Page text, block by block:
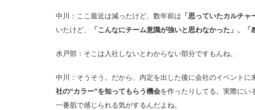
中川：ここ最近は減ったけど、数年前は 「思っていたカルチャ
いたけど、
「こんなにチーム意識が強いと思わなかった」、
水戸部：そこは入社しないとわからない部分ですもんね。
中川：そうそう。だから、内定を出した後に会社のイベント
社の“カラー”を知ってもらう機会を作ったりしてる。実際にい
一番肌で感じられる気がするんだよね。